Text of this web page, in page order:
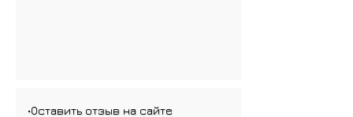
•Оставить отзыв на сайте